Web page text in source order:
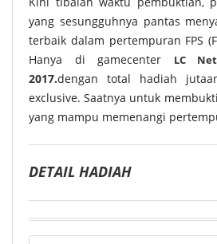
yang sesungguhnya pantas
terbaik dalam pertempuran FPS
Hanya di gamecenter LC Net
2017.dengan total hadiah
exclusive. Saatnya untuk
yang mampu memenangi
DETAIL HADIAH